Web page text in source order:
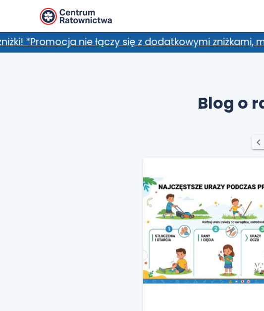
się z dodatkowymi zniżkami, m.in. kartami
Blog o